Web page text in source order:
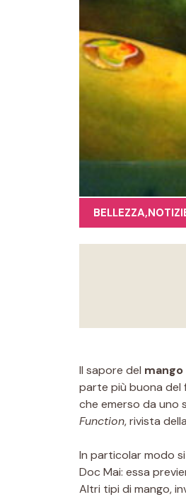
BELLEZZA,
Il sapore del mango
parte più buona del
che emerso da uno
Function, rivista
In particolar modo
Doc Mai: essa
Altri tipi di mango,